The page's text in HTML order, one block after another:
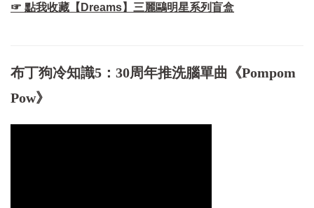
☞ 點我收藏【Dreams】三麗鷗明星系列盲盒
布丁狗冷知識5：30周年推洗腦單曲《Pompom
Pow》